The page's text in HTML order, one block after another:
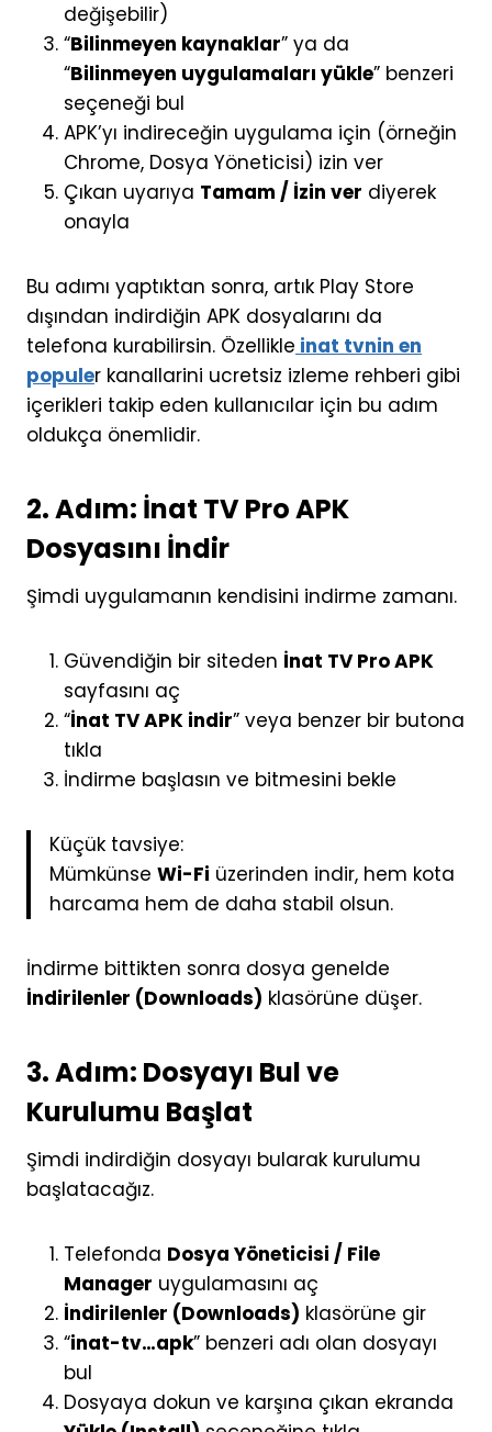
değişebilir)
“Bilinmeyen kaynaklar” ya da
“Bilinmeyen uygulamaları yükle” benzeri
seçeneği bul
APK’yı indireceğin uygulama için (örneğin
Chrome, Dosya Yöneticisi) izin ver
Çıkan uyarıya Tamam / İzin ver diyerek
onayla
Bu adımı yaptıktan sonra, artık Play Store
dışından indirdiğin APK dosyalarını da
telefona kurabilirsin. Özellikle inat tvnin en
populer kanallarini ucretsiz izleme rehberi gibi
içerikleri takip eden kullanıcılar için bu adım
oldukça önemlidir.
2. Adım: İnat TV Pro APK
Dosyasını İndir
Şimdi uygulamanın kendisini indirme zamanı.
Güvendiğin bir siteden İnat TV Pro APK
sayfasını aç
“İnat TV APK indir” veya benzer bir butona
tıkla
İndirme başlasın ve bitmesini bekle
Küçük tavsiye:
Mümkünse Wi-Fi üzerinden indir, hem kota
harcama hem de daha stabil olsun.
İndirme bittikten sonra dosya genelde
İndirilenler (Downloads) klasörüne düşer.
3. Adım: Dosyayı Bul ve
Kurulumu Başlat
Şimdi indirdiğin dosyayı bularak kurulumu
başlatacağız.
Telefonda Dosya Yöneticisi / File
Manager uygulamasını aç
İndirilenler (Downloads) klasörüne gir
“inat-tv…apk” benzeri adı olan dosyayı
bul
Dosyaya dokun ve karşına çıkan ekranda